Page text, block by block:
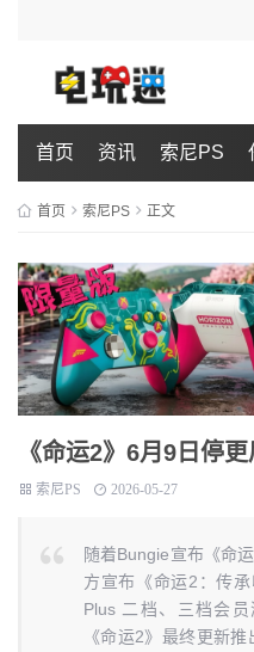
首页 资讯 索尼PS
首页 索尼PS 正文
《命运2》6月9日停
索尼PS 2026-05-27
随着Bungie宣布《命
方宣布《命运2：传
Plus 二档、三档会
《命运2》最终更新